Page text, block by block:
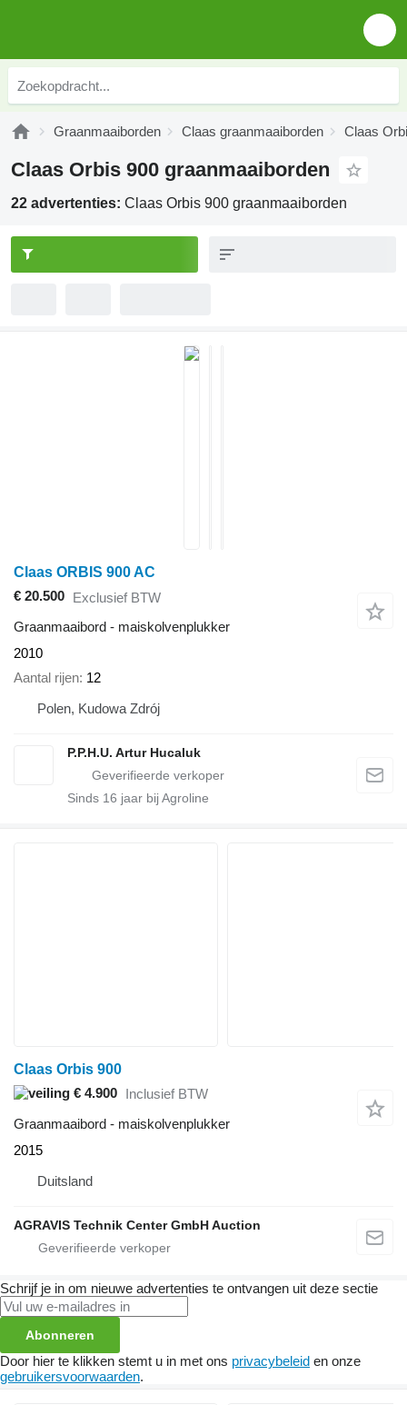
Graanmaaiborden Claas graanmaaiborden Claas
Claas Orbis 900 graanmaaiborden
22 advertenties: Claas Orbis 900 graanmaaiborden
Claas ORBIS 900 AC
€ 20.500 Exclusief BTW
Graanmaaibord - maiskolvenplukker
2010
Aantal rijen 12
Polen, Kudowa Zdrój
P.P.H.U. Artur Hucaluk
Sinds 16 jaar bij Agroline
Claas Orbis 900
€ 4.900 Inclusief BTW
Graanmaaibord - maiskolvenplukker
2015
Duitsland
AGRAVIS Technik Center GmbH Auction
Schrijf je in om nieuwe advertenties te ontvangen uit deze sectie
Abonneren
Door hier te klikken stemt u in met ons privacybeleid en onze
gebruikersvoorwaarden.